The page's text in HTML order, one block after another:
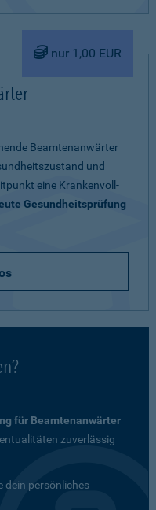
nur 1,00 EUR
Beamtenanwärter
und
eine Krankenvoll-
Gesundheitsprüfung
für Beamtenanwärter
zuverlässig
dein persönliches